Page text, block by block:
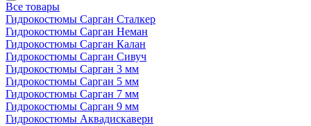
Все товары
Гидрокостюмы Сарган Сталкер
Гидрокостюмы Сарган Неман
Гидрокостюмы Сарган Калан
Гидрокостюмы Сарган Сивуч
Гидрокостюмы Сарган 3 мм
Гидрокостюмы Сарган 5 мм
Гидрокостюмы Сарган 7 мм
Гидрокостюмы Сарган 9 мм
Гидрокостюмы Аквадискавери